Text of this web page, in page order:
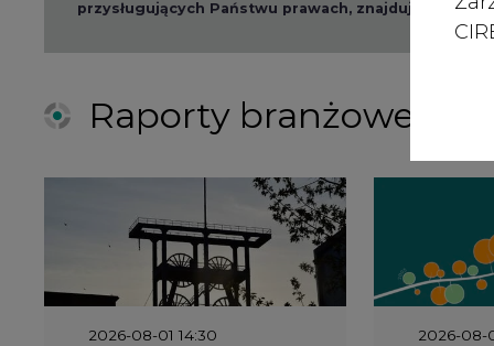
przysługujących Państwu prawach, znajduje się w
Raporty branżowe
2026-08-01 14:30 2026-08-